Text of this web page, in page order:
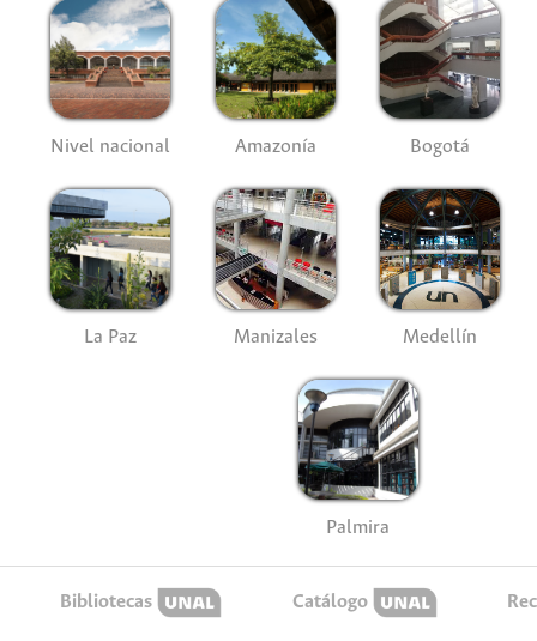
Nivel nacional Amazonía Bogotá
La Paz Manizales Medellín
Palmira
Bibliotecas Catálogo